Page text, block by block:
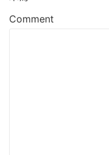
Comment